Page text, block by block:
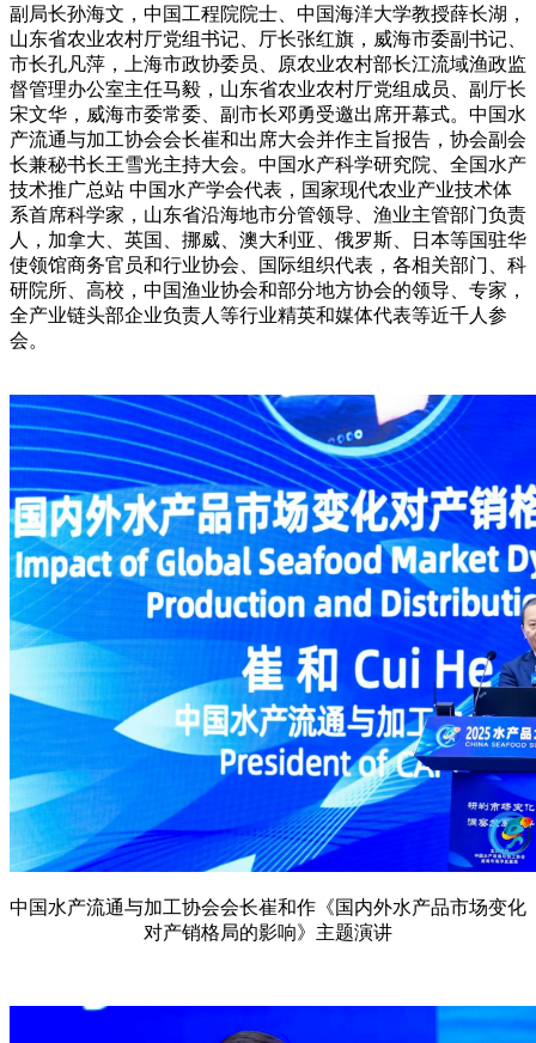
副局长孙海文，中国工程院院士、中国海洋大学教授薛长湖，
山东省农业农村厅党组书记、厅长张红旗，威海市委副书记、
市长孔凡萍，上海市政协委员、原农业农村部长江流域渔政监
督管理办公室主任马毅，山东省农业农村厅党组成员、副厅长
宋文华，威海市委常委、副市长邓勇受邀出席开幕式。中国水
产流通与加工协会会长崔和出席大会并作主旨报告，协会副会
长兼秘书长王雪光主持大会。中国水产科学研究院、全国水产
技术推广总站 中国水产学会代表，国家现代农业产业技术体
系首席科学家，山东省沿海地市分管领导、渔业主管部门负责
人，加拿大、英国、挪威、澳大利亚、俄罗斯、日本等国驻华
使领馆商务官员和行业协会、国际组织代表，各相关部门、科
研院所、高校，中国渔业协会和部分地方协会的领导、专家，
全产业链头部企业负责人等行业精英和媒体代表等近千人参
会。
中国水产流通与加工协会会长崔和作《国内外水产品市场变化
对产销格局的影响》主题演讲